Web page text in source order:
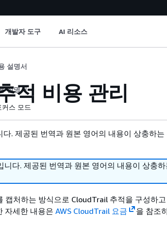
개발자 도구 AI 리소스
설명서
설명서
적 비용 관리
커스 모드
. 제공된 번역과 원본 영어의 내용이 상충하는
니다. 제공된 번역과 원본 영어의 내용이 상충
캡처하는 방식으로 CloudTrail 추적을 구성하
자세한 내용은 AWS CloudTrail 요금 을 참조